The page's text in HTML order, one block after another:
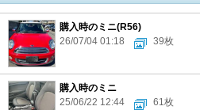
購入時のミニ(R56)
26/07/04 01:18
39枚
購入時のミニ
25/06/22 12:44
61枚